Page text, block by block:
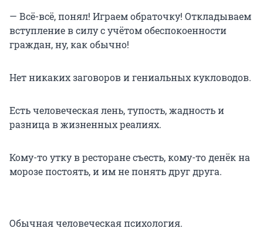
— Всё-всё, понял! Играем обраточку! Откладываем
вступление в силу с учётом обеспокоенности
граждан, ну, как обычно!
Нет никаких заговоров и гениальных кукловодов.
Есть человеческая лень, тупость, жадность и
разница в жизненных реалиях.
Кому-то утку в ресторане съесть, кому-то денёк на
морозе постоять, и им не понять друг друга.
Обычная человеческая психология.